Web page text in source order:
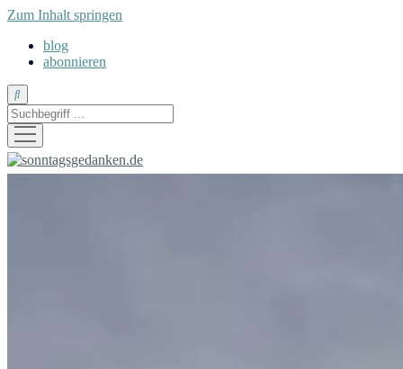
Zum Inhalt springen
blog
abonnieren
Suche
Menü
öffnen
sonntagsgedanken.de